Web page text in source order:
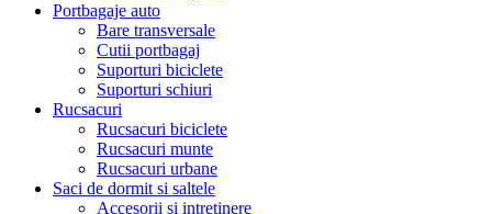
Portbagaje auto
Bare transversale
Cutii portbagaj
Suporturi biciclete
Suporturi schiuri
Rucsacuri
Rucsacuri biciclete
Rucsacuri munte
Rucsacuri urbane
Saci de dormit si saltele
Accesorii si intretinere